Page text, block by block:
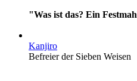
"Was ist das? Ein
Kanjiro
Befreier der Sieben Weisen